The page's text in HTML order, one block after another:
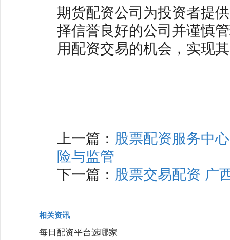
期货配资公司为投资者提
择信誉良好的公司并谨慎
用配资交易的机会，实现
上一篇： 股票配资服务中
险与监管
下一篇： 股票交易配资 广
相关资讯
每日配资平台选哪家